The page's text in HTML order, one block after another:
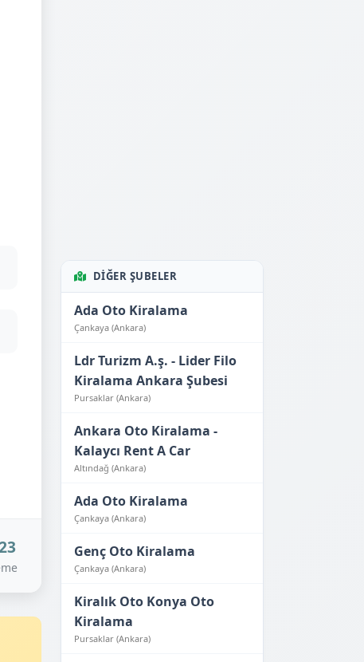
DIĞER ŞUBELER
Ada Oto Kiralama
Çankaya (Ankara)
Ldr Turizm A.ş. - Lider Filo
Kiralama Ankara Şubesi
Pursaklar (Ankara)
Ankara Oto Kiralama -
Kalaycı Rent A Car
Altındağ (Ankara)
Ada Oto Kiralama
Çankaya (Ankara)
Genç Oto Kiralama
Çankaya (Ankara)
Kiralık Oto Konya Oto
Kiralama
Pursaklar (Ankara)